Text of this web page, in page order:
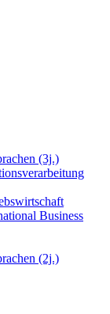
(3j.)
Business
(2j.)